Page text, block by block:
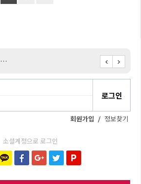
…
회원가입 / 정보찾기
소셜계정으로 로그인